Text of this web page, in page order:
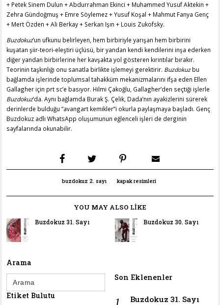
+ Petek Sinem Dulun + Abdurrahman Ekinci + Muhammed Yusuf Aktekin +
Zehra Gündoğmuş + Emre Söylemez + Yusuf Koşal + Mahmut Fanya Genç
+ Mert Özden + Ali Berkay + Serkan Işın + Louis Zukofsky.
Buzdokuz’un ufkunu belirleyen, hem birbiriyle yarışan hem birbirini
kuşatan şiir-teori-eleştiri üçlüsü, bir yandan kendi kendilerini inşa ederken
diğer yandan birbirlerine her kavşakta yol gösteren kırıntılar bırakır.
Teorinin taşkınlığı onu sanatla birlikte işlemeyi gerektirir. Buzdokuzbu
bağlamda işlerinde toplumsal tahakküm mekanizmalarını ifşa eden Ellen
Gallagher için prt sc’e basıyor. Hilmi Çakoğlu, Gallagher’den seçtiği işlerle
Buzdokuz’da. Aynı bağlamda Burak Ş. Çelik, Dada’nın ayakizlerini sürerek
derinlerde bulduğu “avangart kemikler”i okurla paylaşmaya başladı. Genç
Buzdokuz adlı WhatsApp oluşumunun eğlenceli işleri de derginin
sayfalarında okunabilir.
buzdokuz 2. sayı kapak resimleri
YOU MAY ALSO LIKE
Buzdokuz 31. Sayı Buzdokuz 30. Sayı
Arama
Search
for: Son Eklenenler
Buzdokuz 31. Sayı
Etiket Bulutu